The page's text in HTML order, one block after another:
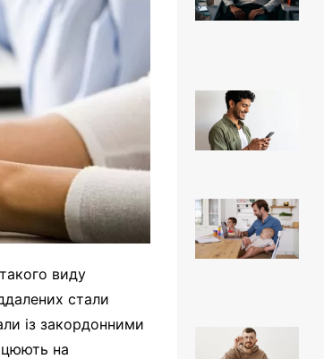
виду
стали
із закордонними
на